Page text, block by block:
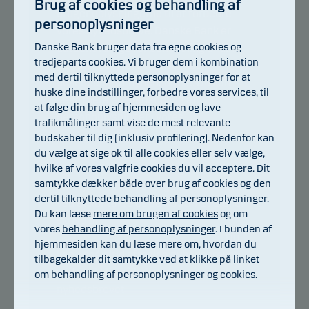
bruger oplysningerne til at forbedre
vores nyhedsbreve. Danske Bank er
dataansvarlige for behandling af dine
oplysninger i forbindelse med
udsendelse af nyhedsbreve. Du kan
læse mere om behandling af
personoplysninger i vores
privatlivspolitik.
Du kan til enhver tid tilbagekalde dit
samtykke til at modtage nyhedsbrevet
ved at kontakte os på 3333 7171 eller
skrive til
danskeinvest@danskeinvest.com
. Du
kan også altid afmelde nyhedsbrevet
ved at klikke på linket i bunden af
Brug af cookies og behandling af
personoplysninger
Danske Bank bruger data fra egne cookies og
tredjeparts cookies. Vi bruger dem i kombination
med dertil tilknyttede personoplysninger for at
huske dine indstillinger, forbedre vores services, til
at følge din brug af hjemmesiden og lave
trafikmålinger samt vise de mest relevante
budskaber til dig (inklusiv profilering). Nedenfor kan
du vælge at sige ok til alle cookies eller selv vælge,
hvilke af vores valgfrie cookies du vil acceptere. Dit
samtykke dækker både over brug af cookies og den
dertil tilknyttede behandling af personoplysninger.
Du kan læse mere om brugen af cookiesog om
vores behandling af personoplysninger. I bunden af
hjemmesiden kan du læse mere om, hvordan du
tilbagekalder dit samtykke ved at klikke på linket
om behandling af personoplysninger og cookies.